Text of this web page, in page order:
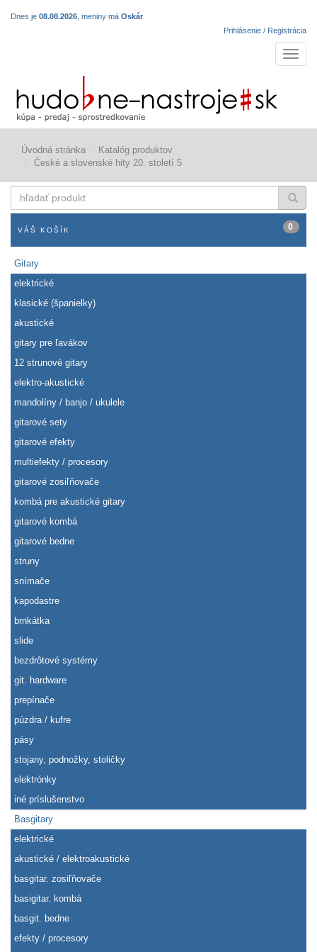
Dnes je 08.08.2026 , meniny má Oskár
Prihlásenie / Registrácia
Úvodná stránka
Katalóg produktov
České a slovenské hity 20. století 5
produkt
VÁŠ KOŠÍK 0
Gitary
elektrické
klasické (španielky)
akustické
gitary pre ľavákov
12 strunové gitary
elektro-akustické
mandolíny / banjo / ukulele
gitarové sety
gitarové efekty
multiefekty / procesory
gitarové zosiľňovače
kombá pre akustické gitary
gitarové kombá
gitarové bedne
struny
snímače
kapodastre
brnkátka
slide
bezdrôtové systémy
git. hardware
prepínače
púzdra / kufre
pásy
stojany, podnožky, stoličky
elektrónky
iné príslušenstvo
Basgitary
elektrické
akustické / elektroakustické
basgitar. zosiľňovače
basigitar. kombá
basgit. bedne
efekty / procesory